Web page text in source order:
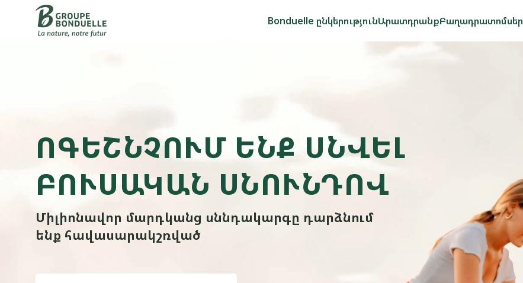
Bonduelle ընկերությունԱրատդրանքԲաղադրատոմսեր
ՈԳԵՇՆՉՈՒՄ ԵՆՔ ՍՆՎԵԼ
ԲՈՒՍԱԿԱՆ ՍՆՈՒՆԴՈՎ
Միլիոնավոր մարդկանց սննդակարգը դարձնում
ենք հավասարակշռված